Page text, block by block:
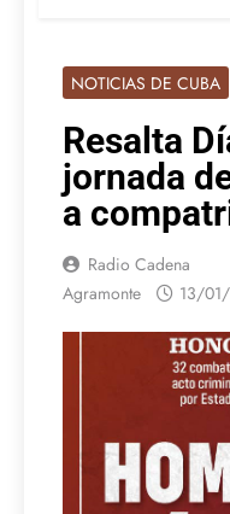
NOTICIAS DE CUBA
Resalta
jornada
a
Radio Cadena
Agramonte
13/